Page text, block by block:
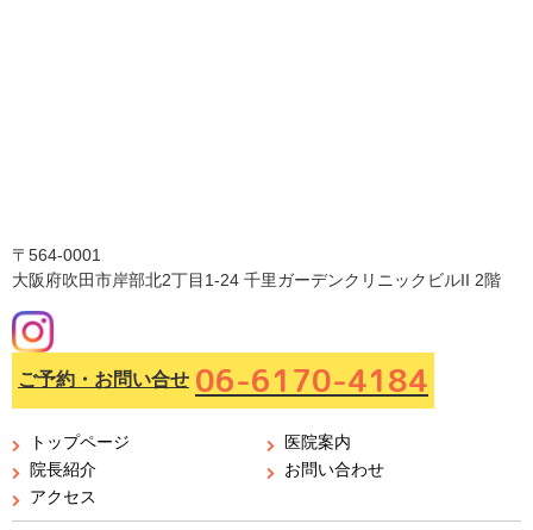
〒564-0001
大阪府吹田市岸部北2丁目1-24 千里ガーデンクリニックビルII 2階
ご予約・お問い合せ 06-6170-4184
トップページ
医院案内
院長紹介
お問い合わせ
アクセス